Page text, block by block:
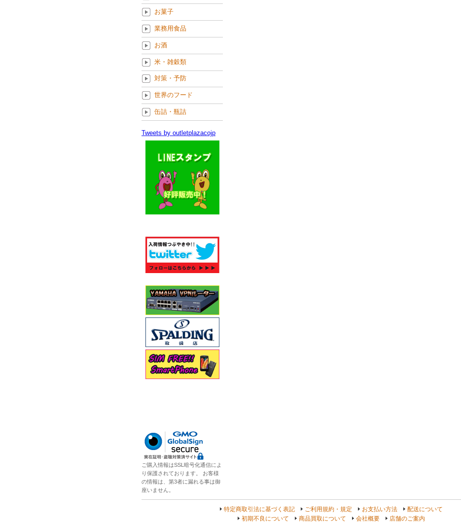
お菓子
業務用食品
お酒
米・雑穀類
対策・予防
世界のフード
缶詰・瓶詰
Tweets by outletplazacojp
ご購入情報はSSL暗号化通信によ
り保護されております。 お客様
の情報は、第3者に漏れる事は御
座いません。
特定商取引法に基づく表記 ご利用規約・規定 お支払い方法
配送について
初期不良について
商品買取について 会社概要 店舗のご案内